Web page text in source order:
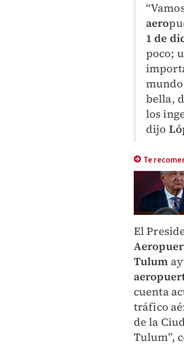
aero
1 de
poco;
bella,
los
dijo
Te
El
Tulum
cuenta
tráfico
de la
Tulum”,